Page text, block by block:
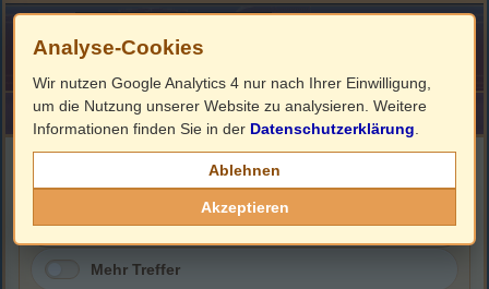
HOME ImpressumLinks
Filmbeschreibung, Cover & DVD Infos
Mehr Treffer
Analyse-Cookies
Wir nutzen Google Analytics 4 nur nach Ihrer Einwilligung,
um die Nutzung unserer Website zu analysieren. Weitere
Informationen finden Sie in der Datenschutzerklärung
Ablehnen
Akzeptieren